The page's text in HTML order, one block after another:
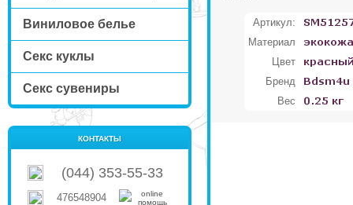
Виниловое белье
Секс куклы
Секс сувениры
КОНТАКТЫ
(044) 353-55-33
476548904
Артикул:
Материал
Цвет
Бренд
Вес